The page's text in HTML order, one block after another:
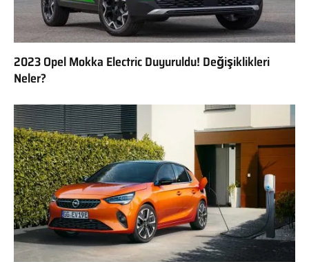
2023 Opel Mokka Electric Duyuruldu! Değişiklikleri
Neler?